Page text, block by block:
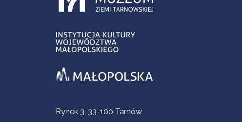
Informacje kontaktowe
Rynek 3, 33-100 Tarnów